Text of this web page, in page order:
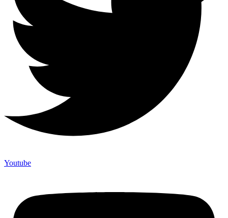
Youtube